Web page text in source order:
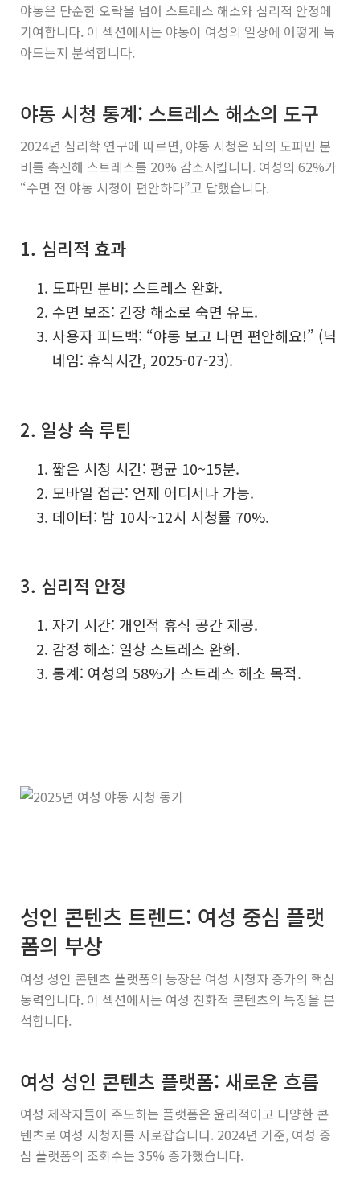
야동은 단순한 오락을 넘어 스트레스 해소와 심리적 안정에
기여합니다. 이 섹션에서는 야동이 여성의 일상에 어떻게 녹
아드는지 분석합니다.
야동 시청 통계: 스트레스 해소의 도구
2024년 심리학 연구에 따르면, 야동 시청은 뇌의 도파민 분
비를 촉진해 스트레스를 20% 감소시킵니다. 여성의 62%가
“수면 전 야동 시청이 편안하다”고 답했습니다.
1. 심리적 효과
도파민 분비: 스트레스 완화.
수면 보조: 긴장 해소로 숙면 유도.
사용자 피드백: “야동 보고 나면 편안해요!” (닉
네임: 휴식시간, 2025-07-23).
2. 일상 속 루틴
짧은 시청 시간: 평균 10~15분.
모바일 접근: 언제 어디서나 가능.
데이터: 밤 10시~12시 시청률 70%.
3. 심리적 안정
자기 시간: 개인적 휴식 공간 제공.
감정 해소: 일상 스트레스 완화.
통계: 여성의 58%가 스트레스 해소 목적.
성인 콘텐츠 트렌드: 여성 중심 플랫
폼의 부상
여성 성인 콘텐츠 플랫폼의 등장은 여성 시청자 증가의 핵심
동력입니다. 이 섹션에서는 여성 친화적 콘텐츠의 특징을 분
석합니다.
여성 성인 콘텐츠 플랫폼: 새로운 흐름
여성 제작자들이 주도하는 플랫폼은 윤리적이고 다양한 콘
텐츠로 여성 시청자를 사로잡습니다. 2024년 기준, 여성 중
심 플랫폼의 조회수는 35% 증가했습니다.